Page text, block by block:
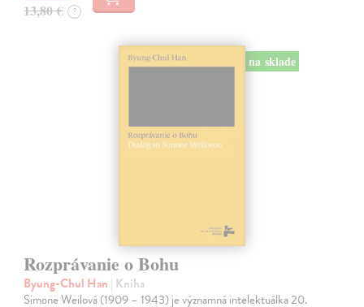
13,80 € ?
na sklade
Rozprávanie o Bohu
Byung-Chul Han | Kniha
Simone Weilová (1909 – 1943) je významná intelektuálka 20.